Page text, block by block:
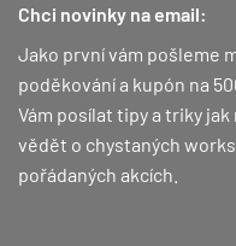
variant.
Možnosti
lze
vybrat
stránce
produktu
Chci novinky na email:
Jako první vám pošleme
poděkování a kupón na
Vám posílat tipy a triky
vědět o chystaných
pořádaných akcích.